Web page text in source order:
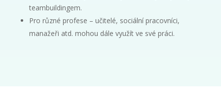
teambuildingem.
Pro různé profese – učitelé, sociální pracovníci,
manažeři atd. mohou dále využít ve své práci.